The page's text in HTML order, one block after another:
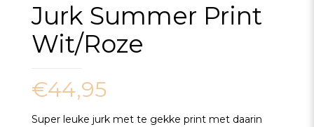
Jurk Summer Print
Wit/Roze
€44,95
Super leuke jurk met te gekke print met daarin